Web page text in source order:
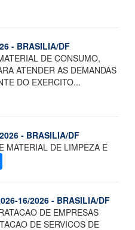
- BRASILIA/DF
DE CONSUMO,
ATENDER AS DEMANDAS
DO EXERCITO...
- BRASILIA/DF
MATERIAL DE LIMPEZA E
16/2026 - BRASILIA/DF
DE EMPRESAS
DE SERVICOS DE